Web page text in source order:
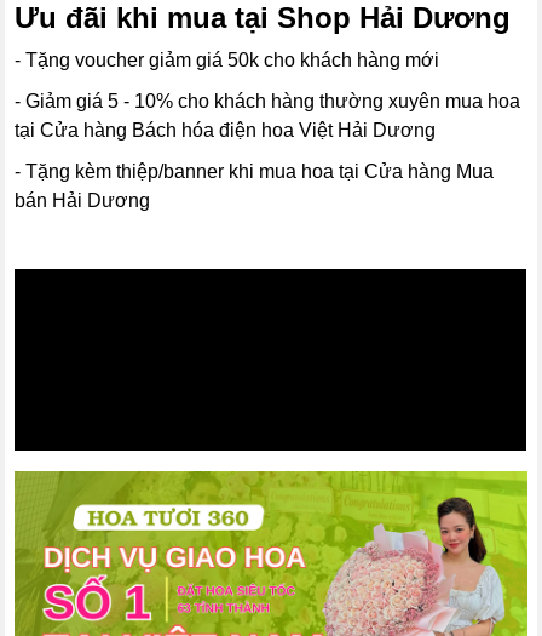
Ưu đãi khi mua tại Shop Hải Dương
- Tặng voucher giảm giá 50k cho khách hàng mới
- Giảm giá 5 - 10% cho khách hàng thường xuyên mua hoa
tại Cửa hàng Bách hóa điện hoa Việt Hải Dương
- Tặng kèm thiệp/banner khi mua hoa tại Cửa hàng Mua
bán Hải Dương